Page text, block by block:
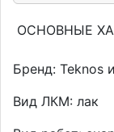
ОСНОВНЫЕ
Бренд: Teknos
Вид ЛКМ: лак